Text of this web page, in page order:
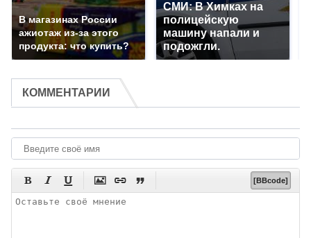
В магазинах России
ажиотаж из-за этого
продукта: что купить?
СМИ: В Химках на
полицейскую
машину напали и
подожгли.
КОММЕНТАРИИ
      [BBcode]